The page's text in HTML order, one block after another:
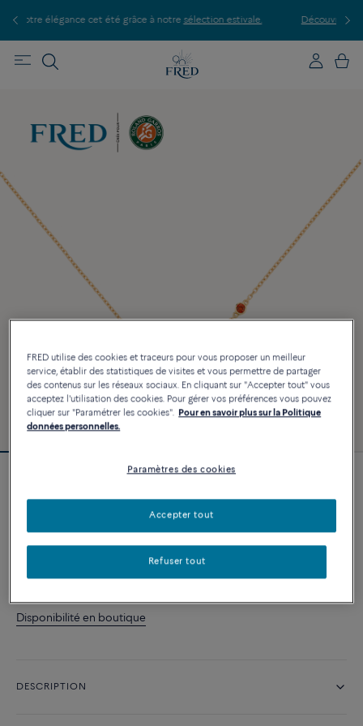
Découvrez nos créations en boutique, prenez rendez-vous.
2 600 €
AJOUTER AU PANIER
Disponibilité en boutique
DESCRIPTION
FRED utilise des cookies et traceurs pour vous proposer un meilleur
service, établir des statistiques de visites et vous permettre de partager
des contenus sur les réseaux sociaux. En cliquant sur "Accepter tout" vous
acceptez l'utilisation des cookies. Pour gérer vos préférences vous pouvez
cliquer sur "Paramétrer les cookies". Pour en savoir plus sur la Politique
données personnelles.
Paramètres des cookies
Refuser tout
Accepter tout